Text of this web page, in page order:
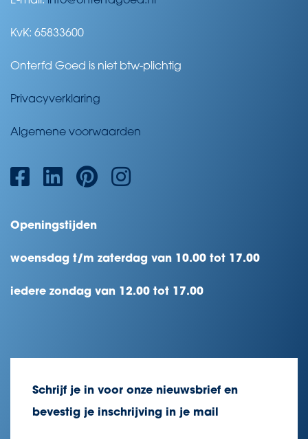
KvK: 65833600
Onterfd Goed is niet btw-plichtig
Privacyverklaring
Algemene voorwaarden
Openingstijden
woensdag t/m zaterdag van 10.00 tot 17.00
iedere zondag van 12.00 tot 17.00
Schrijf je in voor onze nieuwsbrief en
bevestig je inschrijving in je mail